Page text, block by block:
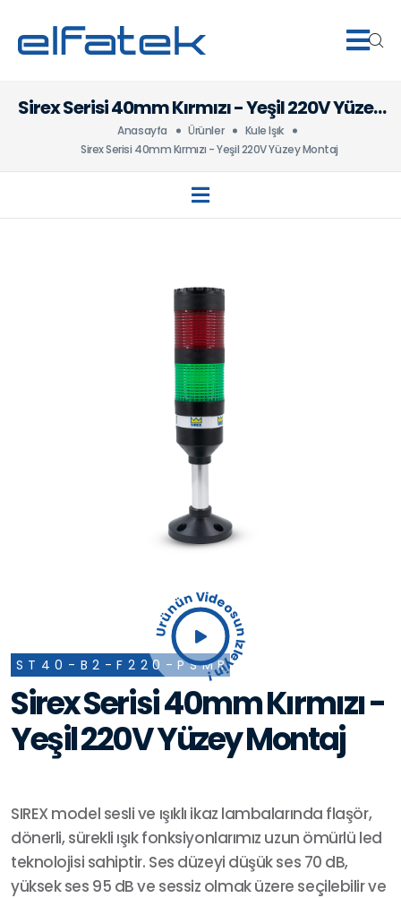
Sirex Serisi 40mm Kırmızı - Yeşil 220V Yüzey
Montaj
Anasayfa Ürünler
Kule Işık
Sirex Serisi 40mm Kırmızı - Yeşil 220V Yüzey Montaj
Ürünün Videosun İzleyin !
ST40-B2-F220-PSMB
Sirex Serisi 40mm Kırmızı -
Yeşil 220V Yüzey Montaj
SIREX model sesli ve ışıklı ikaz lambalarında flaşör,
dönerli, sürekli ışık fonksiyonlarımız uzun ömürlü led
teknolojisi sahiptir. Ses düzeyi düşük ses 70 dB,
yüksek ses 95 dB ve sessiz olmak üzere seçilebilir ve